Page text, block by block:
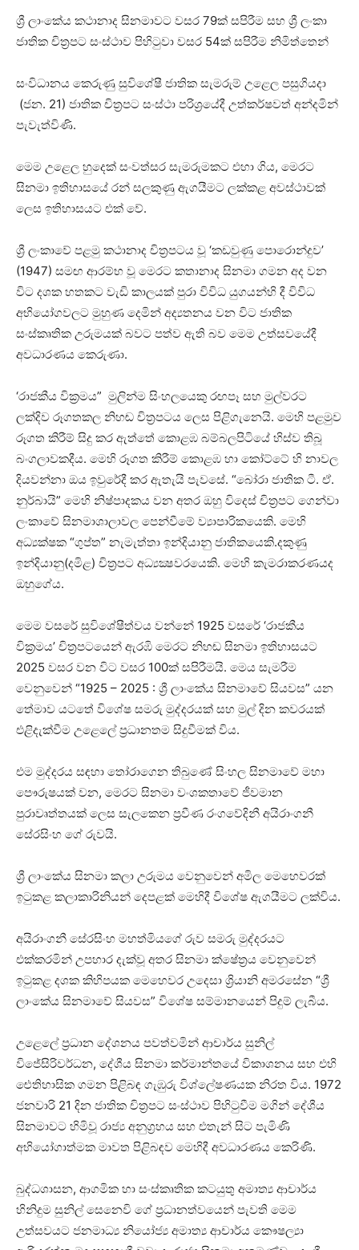
ශ්‍රී ලාංකේය කථානාද සිනමාවට වසර 79ක් සපිරීම සහ ශ්‍රී ලංකා
ජාතික චිත්‍රපට සංස්ථාව පිහිටුවා වසර 54ක් සපිරීම නිමිත්තෙන්
සංවිධානය කෙරුණු සුවිශේෂී ජාතික සැමරුම් උළෙල පසුගියදා
(ජන. 21) ජාතික චිත්‍රපට සංස්ථා පරිශ්‍රයේදී උත්කර්ෂවත් අන්දමින්
පැවැත්විණි.
මෙම උළෙල හුදෙක් සංවත්සර සැමරුමකට එහා ගිය, මෙරට
සිනමා ඉතිහාසයේ රන් සලකුණු ඇගයීමට ලක්කළ අවස්ථාවක්
ලෙස ඉතිහාසයට එක් වේ.
ශ්‍රී ලංකාවේ පළමු කථානාද චිත්‍රපටය වූ ‘කඩවුණු පොරොන්දුව’
(1947) සමඟ ආරම්භ වූ මෙරට කතානාද සිනමා ගමන අද වන
විට දශක හතකට වැඩි කාලයක් පුරා විවිධ යුගයන්හි දී විවිධ
අභියෝගවලට මුහුණ දෙමින් අද්‍යතනය වන විට ජාතික
සංස්කෘතික උරුමයක් බවට පත්ව ඇති බව මෙම උත්සවයේදී
අවධාරණය කෙරුණා.
‘රාජකීය වික්‍රමය” මුලින්ම සිංහලයෙකු රඟපෑ සහ මුල්වරට
ලක්දිව රූගතකල නිහඬ චිත්‍රපටය ලෙස පිළිගැනෙයි. මෙහි පළමුව
රූගත කිරීම් සිදු කර ඇත්තේ කොළඹ බම්බලපිටියේ හිස්‌ව තිබූ
බංගලාවකදීය. මෙහි රූගත කිරීම් කොළඹ හා කෝට්‌ටේ හි නාවල
දියවන්නා ඔය ඉවුරේදී කර ඇතැයි පැවසේ. “බෝරා ජාතික ටී. ඒ.
නුර්බායි” මෙහි නිෂ්පාදකය වන අතර ඔහු විදෙස් චිත්‍රපට ගෙන්වා
ලංකාවේ සිනමාශාලාවල පෙන්වීමේ ව්‍යාපාරිකයෙකි. මෙහි
අධ්‍යක්ෂක “ගුප්ත” නැමැත්තා ඉන්දියානු ජාතිකයෙකි.දකුණු
ඉන්දියානු(දමිළ) චිත්‍රපට අධ්‍යක්‍ෂවරයෙකි. මෙහි කැමරාකරණයද
ඔහුගේය.
මෙම වසරේ සුවිශේෂීත්වය වන්නේ 1925 වසරේ ‘රාජකීය
වික්‍රමය’ චිත්‍රපටයෙන් ඇරඹි මෙරට නිහඬ සිනමා ඉතිහාසයට
2025 වසර වන විට වසර 100ක් සපිරීමයි. මෙය සැමරීම
වෙනුවෙන් “1925 – 2025 : ශ්‍රී ලාංකේය සිනමාවේ සියවස” යන
තේමාව යටතේ විශේෂ සමරු මුද්දරයක් සහ මුල් දින කවරයක්
එළිදැක්වීම උළෙලේ ප්‍රධානතම සිදුවීමක් විය.
එම මුද්දරය සඳහා තෝරාගෙන තිබුණේ සිංහල සිනමාවේ මහා
පෞරුෂයක් වන, මෙරට සිනමා වංශකතාවේ ජීවමාන
පුරාවෘත්තයක් ලෙස සැලකෙන ප්‍රවීණ රංගවේදිනී අයිරාංගනී
සේරසිංහ ගේ රුවයි.
ශ්‍රී ලාංකේය සිනමා කලා උරුමය වෙනුවෙන් අමිල මෙහෙවරක්
ඉටුකළ කලාකාරිනියන් දෙපළක් මෙහිදී විශේෂ ඇගයීමට ලක්විය.
අයිරාංගනී සේරසිංහ මහත්මියගේ රුව සමරු මුද්දරයට
එක්කරමින් උපහාර දැක්වූ අතර සිනමා ක්ෂේත්‍රය වෙනුවෙන්
ඉටුකළ දශක කිහිපයක මෙහෙවර උදෙසා ශ්‍රියානි අමරසේන “ශ්‍රී
ලාංකේය සිනමාවේ සියවස” විශේෂ සම්මානයෙන් පිදුම් ලැබීය.
උළෙලේ ප්‍රධාන දේශනය පවත්වමින් ආචාර්ය සුනිල්
විජේසිරිවර්ධන, දේශීය සිනමා කර්මාන්තයේ විකාශනය සහ එහි
ඓතිහාසික ගමන පිළිබඳ ගැඹුරු විශ්ලේෂණයක නිරත විය. 1972
ජනවාරි 21 දින ජාතික චිත්‍රපට සංස්ථාව පිහිටුවීම මගින් දේශීය
සිනමාවට හිමිවූ රාජ්‍ය අනුග්‍රහය සහ එතැන් සිට පැමිණි
අභියෝගාත්මක මාවත පිළිබඳව මෙහිදී අවධාරණය කෙරිණි.
බුද්ධශාසන, ආගමික හා සංස්කෘතික කටයුතු අමාත්‍ය ආචාර්ය
හිනිදුම සුනිල් සෙනෙවි ගේ ප්‍රධානත්වයෙන් පැවති මෙම
උත්සවයට ජනමාධ්‍ය නියෝජ්‍ය අමාත්‍ය ආචාර්ය කෞෂල්‍යා